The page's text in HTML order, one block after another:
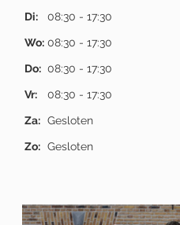
Di: 08:30 - 17:30
Wo: 08:30 - 17:30
Do: 08:30 - 17:30
Vr: 08:30 - 17:30
Za: Gesloten
Zo: Gesloten